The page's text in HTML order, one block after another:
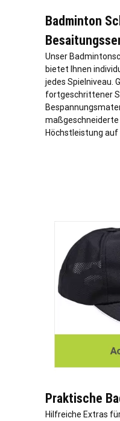
Badminton
Unser
bietet Ihnen
jedes Spielniveau.
fortgeschrittener
Höchstleistung auf
Praktische
Hilfreiche Extras